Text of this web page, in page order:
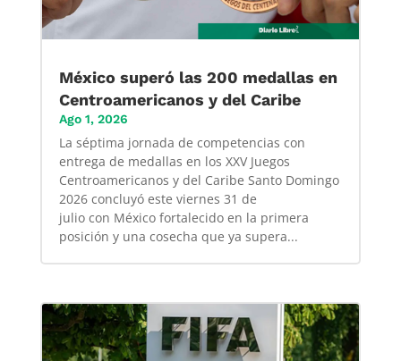
México superó las 200 medallas en
Centroamericanos y del Caribe
Ago 1, 2026
La séptima jornada de competencias con
entrega de medallas en los XXV Juegos
Centroamericanos y del Caribe Santo Domingo
2026 concluyó este viernes 31 de
julio con México fortalecido en la primera
posición y una cosecha que ya supera...